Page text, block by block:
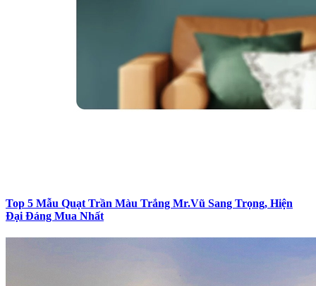
Top 5 Mẫu Quạt Trần Màu Trắng Mr.Vũ Sang Trọng, Hiện
Đại Đáng Mua Nhất